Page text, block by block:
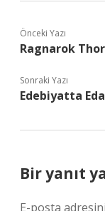
Önceki Yazı
Ragnarok
Sonraki Yazı
Edebiyatta
Bir yanıt
E-posta